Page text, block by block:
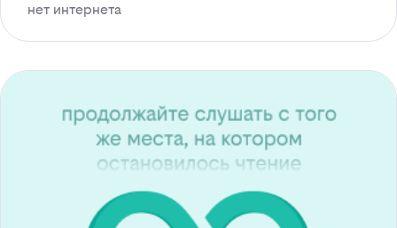
нет интернета